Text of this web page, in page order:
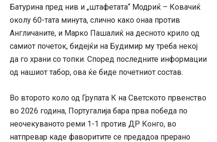
Батурина пред нив и „штафетата“ Модриќ – Ковачиќ
околу 60-тата минута, слично како онаа против
Англичаните, и Марко Пашалиќ на десното крило од
самиот почеток, бидејќи на Будимир му треба некој
да го храни со топки. Според последните информации
од нашиот табор, ова ќе биде почетниот состав.
Во второто коло од Групата К на Светското првенство
во 2026 година, Португалија бара прва победа по
неочекуваното реми 1-1 против ДР Конго, во
натпревар каде фаворитите се предадоа прерано